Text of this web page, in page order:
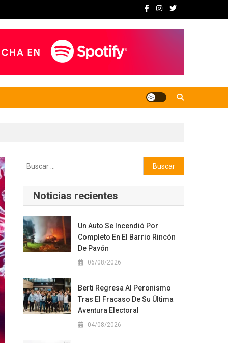
Buscar:
Noticias recientes
Un Auto Se Incendió Por
Completo En El Barrio Rincón
De Pavón
06/08/2026
Berti Regresa Al Peronismo
Tras El Fracaso De Su Última
Aventura Electoral
04/08/2026